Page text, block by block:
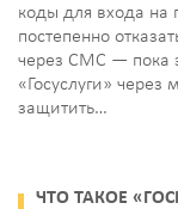
коды для входа на
постепенно
через СМС — пока
«Госуслуги»
защитить…
ЧТО ТАКОЕ